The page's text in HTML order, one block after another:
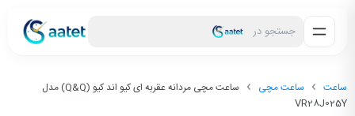
جستجو در
ساعت ساعت مچی
ساعت مچی مردانه عقربه ای کیو اند کیو (Q&Q) مدل
VR28J025Y